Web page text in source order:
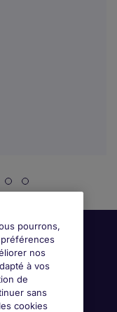
pourrons,
nos
à vos
de
sans
cookies